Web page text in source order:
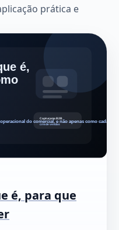
prática e
é, para que